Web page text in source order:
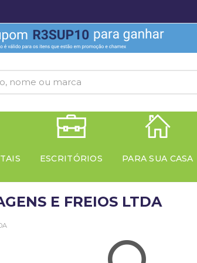
ESCRITÓRIOS PARA SUA CASA
E FREIOS LTDA